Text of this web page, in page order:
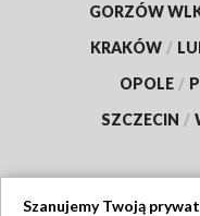
GORZÓW
KRAKÓW /
OPOLE /
SZCZECIN /
Szanujemy Twoją